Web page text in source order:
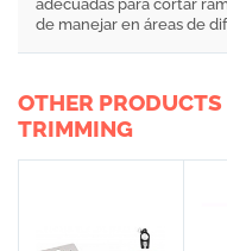
adecuadas para cortar
de manejar en áreas de
OTHER
TRIMMING